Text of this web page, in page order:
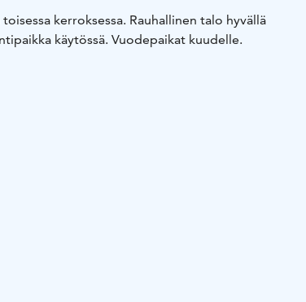
kerroksessa. Rauhallinen talo hyvällä
käytössä. Vuodepaikat kuudelle.